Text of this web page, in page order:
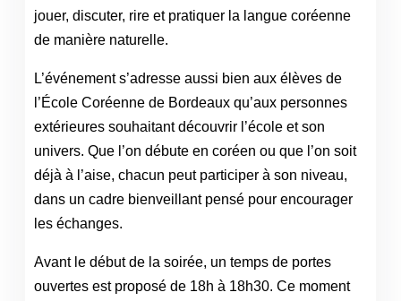
jouer, discuter, rire et pratiquer la langue coréenne
de manière naturelle.
L’événement s’adresse aussi bien aux élèves de
l’École Coréenne de Bordeaux qu’aux personnes
extérieures souhaitant découvrir l’école et son
univers. Que l’on débute en coréen ou que l’on soit
déjà à l’aise, chacun peut participer à son niveau,
dans un cadre bienveillant pensé pour encourager
les échanges.
Avant le début de la soirée, un temps de portes
ouvertes est proposé de 18h à 18h30. Ce moment